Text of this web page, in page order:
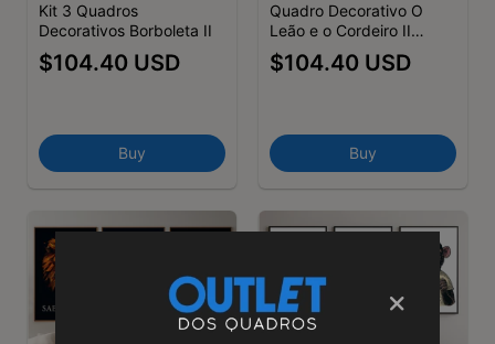
×
Kit 3 Quadros
Decorativos Borboleta II
$104.40 USD
Buy
Quadro Decorativo O
Leão e o Cordeiro II
Morreu como cordeiro
ressuscitou como leão
$104.40 USD
Buy